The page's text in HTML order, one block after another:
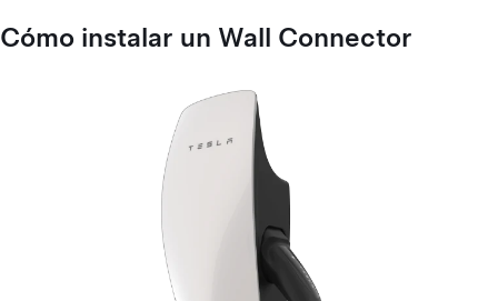
Cómo instalar un Wall Connector